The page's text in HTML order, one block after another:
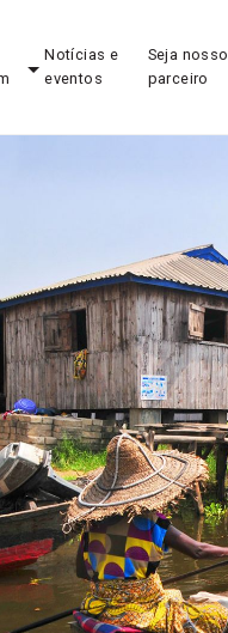
Notícias e
eventos
Seja nosso
parceiro